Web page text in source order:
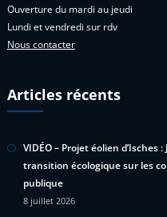
Ouverture du mardi au jeudi
Lundi et vendredi sur rdv
Nous contacter
Articles récents
VIDÉO – Projet éolien d’Isches
transition écologique sur les
publique
8 juillet 2026